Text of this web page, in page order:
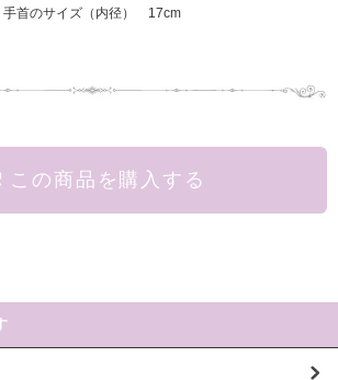
手首のサイズ（内径） 17cm
この商品を購入する